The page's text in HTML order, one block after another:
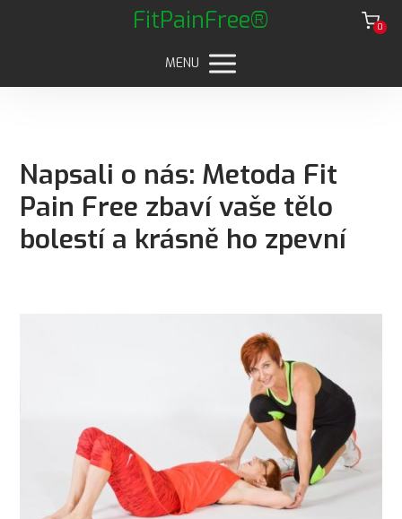
FitPainFree® 0
MENU
Napsali o nás: Metoda Fit
Pain Free zbaví vaše tělo
bolestí a krásně ho zpevní